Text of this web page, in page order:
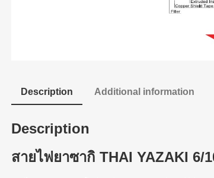
Description Additional information
Description
สายไฟยาซากิ THAI YAZAKI 6/